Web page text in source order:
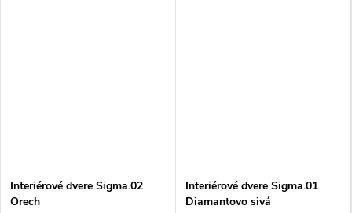
Interiérové dvere Sigma.02
Orech
Interiérové dvere Sigma.01
Diamantovo sivá